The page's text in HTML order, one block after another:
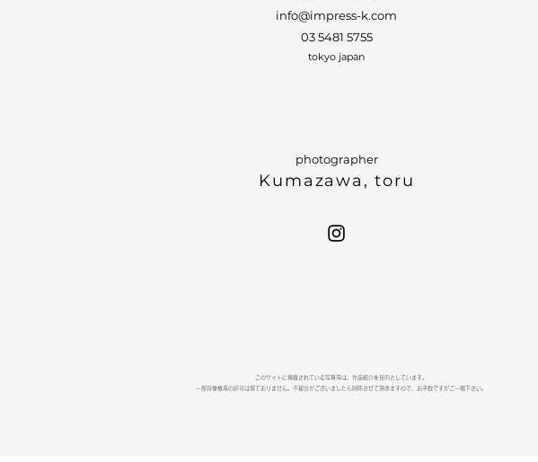
info@impress-k.com
​03 5481 5755
tokyo japan
photographer
Kumazawa, toru
このサイトに掲載されている写真等は、作品紹介を目的としています。
一部肖像権等の許可は得ておりません。不都合がございましたら削除させて頂きますので、お手数ですがご一報下さい。